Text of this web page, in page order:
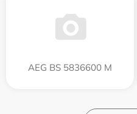
AEG BS 5836600 M